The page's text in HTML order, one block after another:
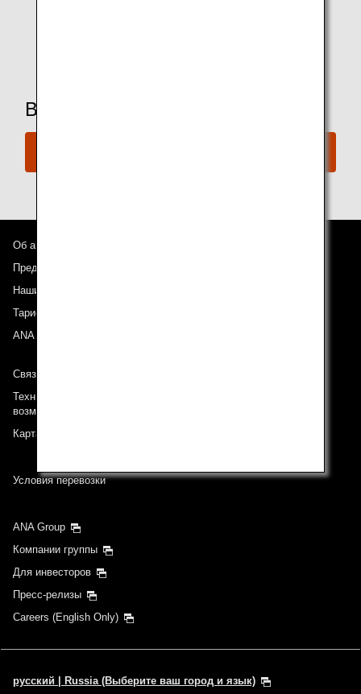
Вы готовы забронировать рейс?
Об авиакомпании ANA
Предложения и объявления
Наши направления
Тариф ANA Experience
ANA Mileage Club
Связь с ANA
Техническая поддержка (Для клиентов с ограниченными
возможностями)
Карта сайта
Условия перевозки
ANA Group
Компании группы
Для инвесторов
Пресс-релизы
Careers (English Only)
русский | Russia (Выберите ваш город и язык)